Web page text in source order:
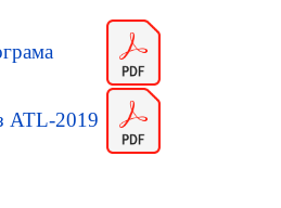
ATL-2019